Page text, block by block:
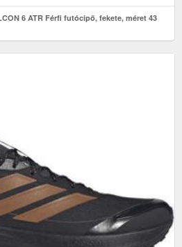
6 ATR Férfi futócipő, fekete, méret 43